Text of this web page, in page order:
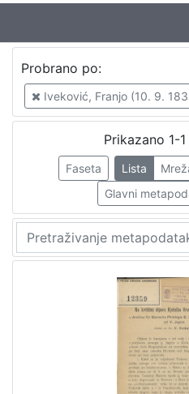
Probrano po:
Iveković, Franjo (10. 9.
Prikazano 1-
Faseta Lista
Glavni